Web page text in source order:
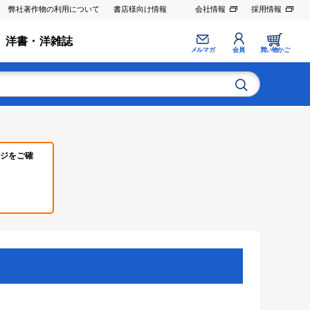
弊社著作物の利用について 書店様向け情報 会社情報 採用情報
洋書・洋雑誌
メルマガ 会員 買い物かご
をご確